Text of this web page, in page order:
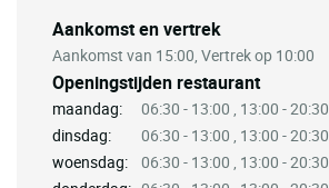
Aankomst en vertrek
Aankomst van 15:00, Vertrek op 10:00
Openingstijden restaurant
maandag:
06:30 - 13:00 , 13:00 - 20:30
dinsdag:
06:30 - 13:00 , 13:00 - 20:30
woensdag:
06:30 - 13:00 , 13:00 - 20:30